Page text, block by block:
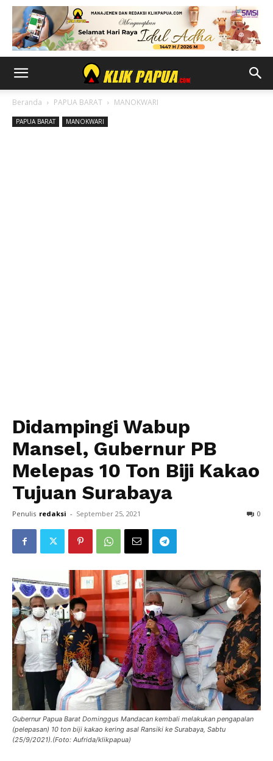
Beranda PAPUA BARAT MANOKWARI
PAPUA BARAT MANOKWARI
Didampingi Wabup
Mansel, Gubernur PB
Melepas 10 Ton Biji Kakao
Tujuan Surabaya
Penulis redaksi - September 25, 2021 0
Gubernur Papua Barat Dominggus Mandacan kembali melakukan pengapalan
(pelepasan) 10 ton biji kakao kering asal Ransiki ke Surabaya, Sabtu
(25/9/2021).(Foto: Aufrida/klikpapua)